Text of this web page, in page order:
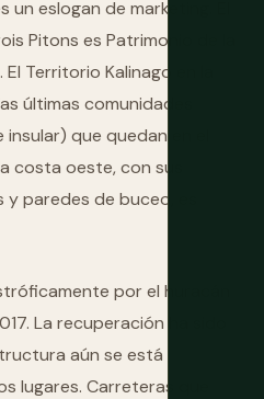
eslogan de marketing. El
Pitons es Patrimonio de la
Territorio Kalinago en la
últimas comunidades
que quedan en el
costa oeste, con sus
paredes de buceo, es
por el huracán
La recuperación ha sido
aún se está
lugares. Carreteras que